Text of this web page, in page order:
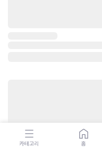
카테고리 홈